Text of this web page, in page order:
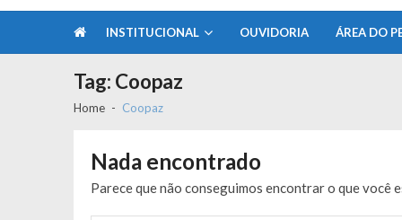
INSTITUCIONAL OUVIDORIA ÁREA DO
Tag: Coopaz
Home Coopaz
Nada encontrado
Parece que não conseguimos encontrar o que você